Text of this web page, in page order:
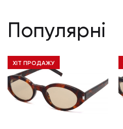
Популярні
ХІТ ПРОДАЖУ